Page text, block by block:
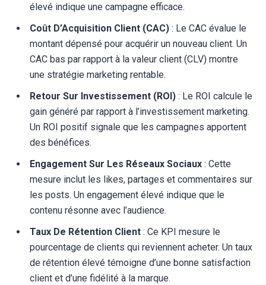
élevé indique une campagne efficace.
Coût D’Acquisition Client (CAC) : Le CAC évalue le
montant dépensé pour acquérir un nouveau client. Un
CAC bas par rapport à la valeur client (CLV) montre
une stratégie marketing rentable.
Retour Sur Investissement (ROI) : Le ROI calcule le
gain généré par rapport à l’investissement marketing.
Un ROI positif signale que les campagnes apportent
des bénéfices.
Engagement Sur Les Réseaux Sociaux : Cette
mesure inclut les likes, partages et commentaires sur
les posts. Un engagement élevé indique que le
contenu résonne avec l’audience.
Taux De Rétention Client : Ce KPI mesure le
pourcentage de clients qui reviennent acheter. Un taux
de rétention élevé témoigne d’une bonne satisfaction
client et d’une fidélité à la marque.